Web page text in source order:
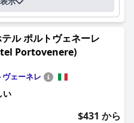
、特に中庭での食事が高く評
ストは、選択肢の少なさや高
指摘しました。
ンな美学で一貫して称賛され
ベッド、機能的なデザイン、
ジーなどのアメニティに感謝
折別館へのアクセスについて
室の品質に関する圧倒的に肯
、ささいな懸念事項です。
ル ポルトヴェネーレ
Portovenere)
ヴェーネレ
い
$431 から